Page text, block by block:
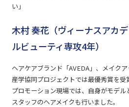
い」
木村 奏花（ヴィーナスアカ
ルビューティ専攻4年）
ヘアケアブランド「AVEDA」、メイク
産学協同プロジェクトでは最優秀賞を
プロモーション現場では、自身がモデル
スタッフのヘアメイクも行いました。